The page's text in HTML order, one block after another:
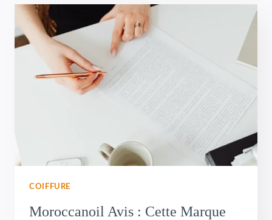
COIFFURE
Moroccanoil Avis : Cette Marque